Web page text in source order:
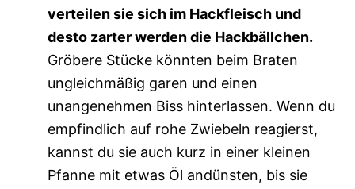
verteilen sie sich im Hackfleisch und
desto zarter werden die Hackbällchen.
Gröbere Stücke könnten beim Braten
ungleichmäßig garen und einen
unangenehmen Biss hinterlassen. Wenn du
empfindlich auf rohe Zwiebeln reagierst,
kannst du sie auch kurz in einer kleinen
Pfanne mit etwas Öl andünsten, bis sie